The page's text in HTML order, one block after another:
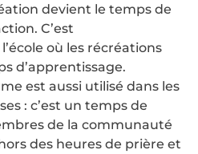
devient le temps de
C’est
où les récréations
d’apprentissage.
est aussi utilisé dans les
: c’est un temps de
de la communauté
des heures de prière et